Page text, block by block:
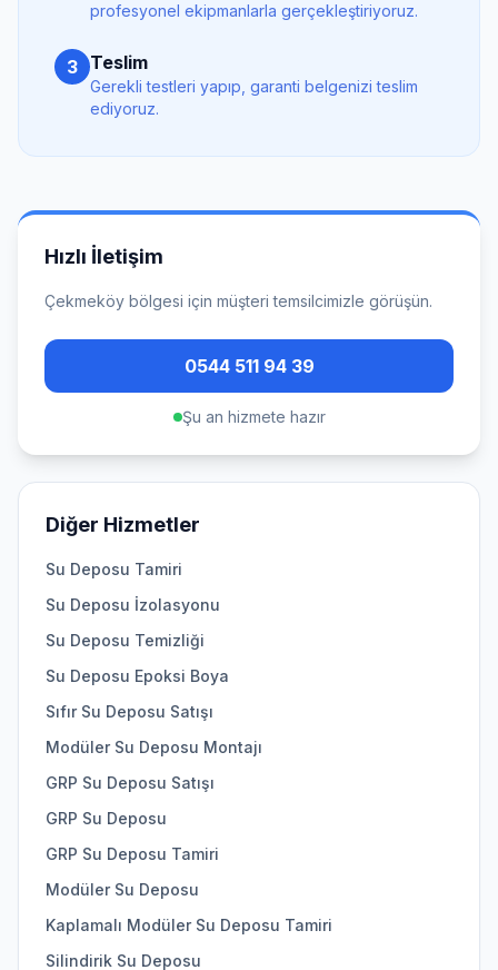
profesyonel ekipmanlarla gerçekleştiriyoruz.
3 Teslim
Gerekli testleri yapıp, garanti belgenizi teslim
ediyoruz.
Hızlı İletişim
Çekmeköy bölgesi için müşteri temsilcimizle görüşün.
0544 511 94 39
Şu an hizmete hazır
Diğer Hizmetler
Su Deposu Tamiri
Su Deposu İzolasyonu
Su Deposu Temizliği
Su Deposu Epoksi Boya
Sıfır Su Deposu Satışı
Modüler Su Deposu Montajı
GRP Su Deposu Satışı
GRP Su Deposu
GRP Su Deposu Tamiri
Modüler Su Deposu
Kaplamalı Modüler Su Deposu Tamiri
Silindirik Su Deposu